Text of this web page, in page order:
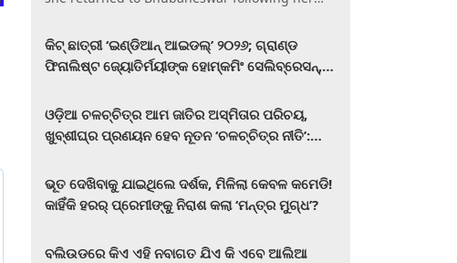
କିଟ୍‍ ଛାତ୍ରୀ ‘ଇଣ୍ଡିଆନ୍ ଆଇଡଲ୍‌’ ୨୦୨୬; ଗ୍ରାଣ୍ଡ
ଫିନାଲିଷ୍ଟ ଜ୍ୟୋତିର୍ମୟୀଙ୍କ ହୋମ୍‍କମିଂ ସେଲିବ୍ରେସନ୍‍,
ଓଡ଼ିଆ ଚଳଚ୍ଚିତ୍ର ଆମ ଜାତିର ଅସ୍ମିତାର ପରିଚୟ,
ଖୁବ୍‌ଶୀଘ୍ର ପ୍ରଣୟନ ହେବ ନୂତନ ‘ଚଳଚ୍ଚିତ୍ର ନୀତି’:
ଭୂତ ଦେଖିବାକୁ ଯାଇଥିଲେ ଦର୍ଶକ, ମିଳିଲା କେବଳ କମେଡି!
କାହିଁକି ହରର୍‌ ପ୍ରେମୀଙ୍କୁ ନିରାଶ କଲା ‘ମନ୍ତ୍ର ମୁଗ୍ଧ’?
ବଲିଉଡରେ କିଏ ଏହି ନବାଗତ ଯିଏ କି ଏବେ ଆଲିଆ